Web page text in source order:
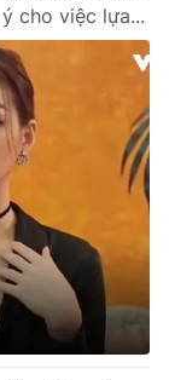
cho việc lựa...